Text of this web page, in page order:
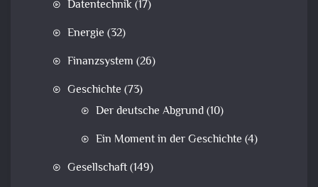
Datentechnik(17)
Energie (32)
Finanzsystem (26)
Geschichte (73)
Der deutsche Abgrund(10)
Ein Moment in der Geschichte (4)
Gesellschaft(149)